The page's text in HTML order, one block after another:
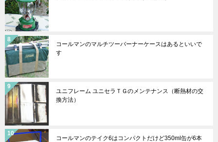
コールマンのマルチツーバーナーケースはあるといいで
す
ユニフレーム ユニセラＴＧのメンテナンス（断熱材の交
換方法）
コールマンのテイク6はコンパクトだけど350ml缶が6本